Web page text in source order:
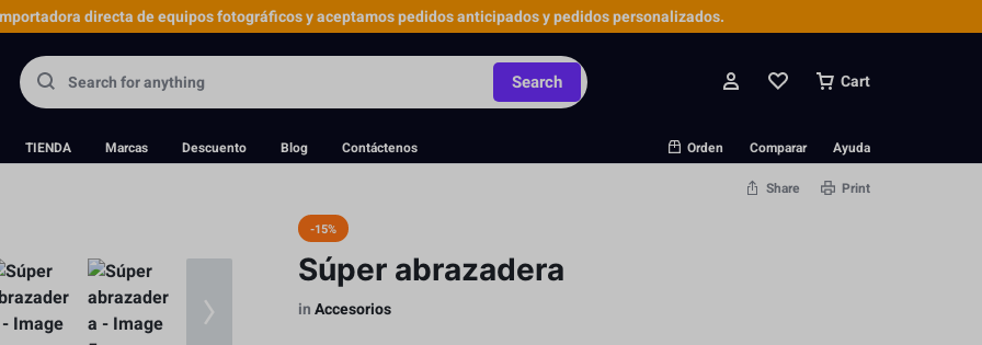
directa de equipos fotográficos y aceptamos pedidos anticipados y pedidos personalizados.
Search Cart
TIENDA Marcas Descuento Blog Contáctenos Orden Comparar Ayuda
Share Print
-15%
Súper abrazadera
inAccesorios